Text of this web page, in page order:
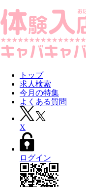
トップ
求人検索
今月の特集
よくある質問
X
ログイン